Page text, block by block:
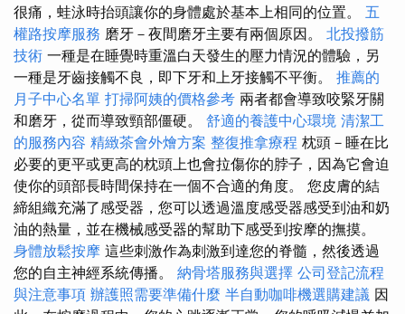
很痛，蛙泳時抬頭讓你的身體處於基本上相同的位置。 五
權路按摩服務 磨牙－夜間磨牙主要有兩個原因。 北投撥筋
技術 一種是在睡覺時重溫白天發生的壓力情況的體驗，另
一種是牙齒接觸不良，即下牙和上牙接觸不平衡。 推薦的
月子中心名單 打掃阿姨的價格參考 兩者都會導致咬緊牙關
和磨牙，從而導致頸部僵硬。 舒適的養護中心環境 清潔工
的服務內容 精緻茶會外燴方案 整復推拿療程 枕頭－睡在比
必要的更平或更高的枕頭上也會拉傷你的脖子，因為它會迫
使你的頭部長時間保持在一個不合適的角度。 您皮膚的結
締組織充滿了感受器，您可以透過溫度感受器感受到油和奶
油的熱量，並在機械感受器的幫助下感受到按摩的撫摸。
身體放鬆按摩 這些刺激作為刺激到達您的脊髓，然後透過
您的自主神經系統傳播。 納骨塔服務與選擇 公司登記流程
與注意事項 辦護照需要準備什麼 半自動咖啡機選購建議 因